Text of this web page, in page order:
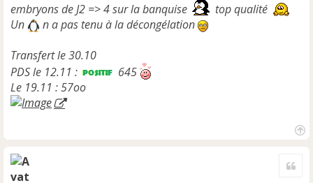
embryons de J2 => 4 sur la banquise
top qualité
Un
n a pas tenu à la décongélation
Transfert le 30.10
PDS le 12.11 :
645
Le 19.11 : 57oo